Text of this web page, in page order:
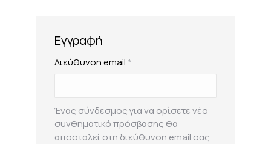
Εγγραφή
Διεύθυνση email *
Ένας σύνδεσμος για να ορίσετε νέο
συνθηματικό πρόσβασης θα
αποσταλεί στη διεύθυνση email σας.